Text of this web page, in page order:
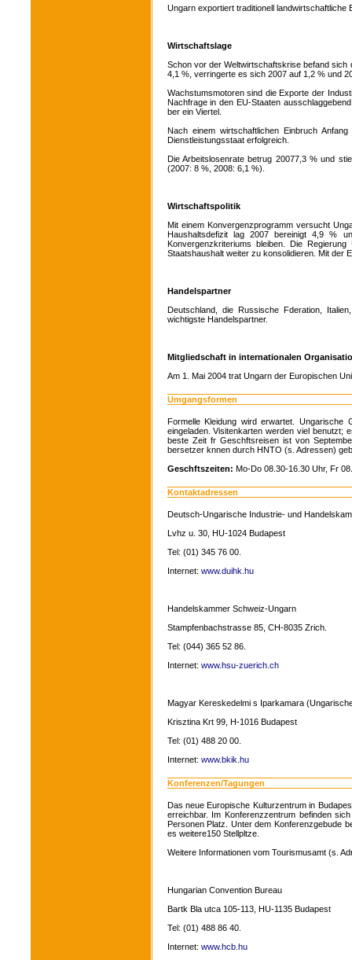
Ungarn exportiert traditionell
Wirtschaftslage
Schon vor der Weltwirtschaftskrise befand sich
4,1 %, verringerte es sich 2007 auf 1,2 % und
Wachstumsmotoren sind die Exporte der
Nachfrage in den EU-Staaten
ber ein Viertel.
Nach einem wirtschaftlichen Einbruch
Dienstleistungsstaat erfolgreich.
Die Arbeitslosenrate betrug 20077,3 % und
(2007: 8 %, 2008: 6,1 %).
Wirtschaftspolitik
Mit einem Konvergenzprogramm versucht
Haushaltsdefizit lag 2007 bereinigt 4,9
Konvergenzkriteriums bleiben. Die
Staatshaushalt weiter zu konsolidieren. Mit der
Handelspartner
Deutschland, die Russische Fderation,
wichtigste Handelspartner.
Mitgliedschaft in internationalen
Am 1. Mai 2004 trat Ungarn der Europischen
Umgangsformen
Formelle Kleidung wird erwartet.
eingeladen. Visitenkarten werden viel benutzt;
beste Zeit fr Geschftsreisen ist von
bersetzer knnen durch HNTO (s. Adressen)
Geschftszeiten: Mo-Do 08.30-16.30 Uhr, Fr
Kontaktadressen
Deutsch-Ungarische Industrie- und
Lvhz u. 30, HU-1024 Budapest
Tel: (01) 345 76 00.
Internet: www.duihk.hu
Handelskammer Schweiz-Ungarn
Stampfenbachstrasse 85, CH-8035 Zrich.
Tel: (044) 365 52 86.
Internet: www.hsu-zuerich.ch
Magyar Kereskedelmi s Iparkamara
Krisztina Krt 99, H-1016 Budapest
Tel: (01) 488 20 00.
Internet: www.bkik.hu
Konferenzen/Tagungen
Das neue Europische Kulturzentrum in
erreichbar. Im Konferenzzentrum befinden
Personen Platz. Unter dem Konferenzgebude
es weitere150 Stellpltze.
Weitere Informationen vom Tourismusamt (s.
Hungarian Convention Bureau
Bartk Bla utca 105-113, HU-1135 Budapest
Tel: (01) 488 86 40.
Internet: www.hcb.hu